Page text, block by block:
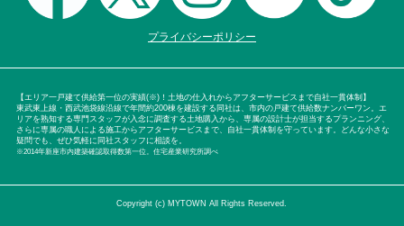
プライバシーポリシー
【エリア一戸建て供給第一位の実績(※)！土地の仕入れからアフターサービスまで自社一貫体制】
東武東上線・西武池袋線沿線で年間約200棟を建設する同社は、市内の戸建て供給数ナンバーワン。エ
リアを熟知する専門スタッフが入念に調査する土地購入から、専属の設計士が担当するプランニング、
さらに専属の職人による施工からアフターサービスまで、自社一貫体制を守っています。どんな小さな
疑問でも、ぜひ気軽に同社スタッフに相談を。
※2014年新座市内建築確認取得数第一位。住宅産業研究所調べ
Copyright (c) MYTOWN All Rights Reserved.